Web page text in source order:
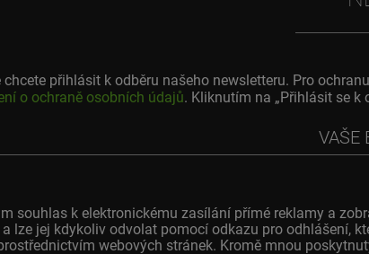
chcete přihlásit k odběru našeho newsletteru. Pro
o ochraně osobních údajů. Kliknutím na „Přihlásit se k
souhlas k elektronickému zasílání přímé reklamy a
lze jej kdykoliv odvolat pomocí odkazu pro odhlášení,
webových stránek. Kromě mnou